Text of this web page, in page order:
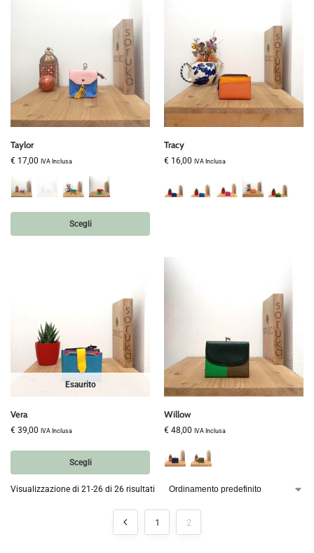
Taylor
€ 17,00 IVA Inclusa
Scegli
Tracy
€ 16,00 IVA Inclusa
Esaurito
Vera
€ 39,00 IVA Inclusa
Scegli
Willow
€ 48,00 IVA Inclusa
Visualizzazione di 21-26 di 26 risultati
1 2